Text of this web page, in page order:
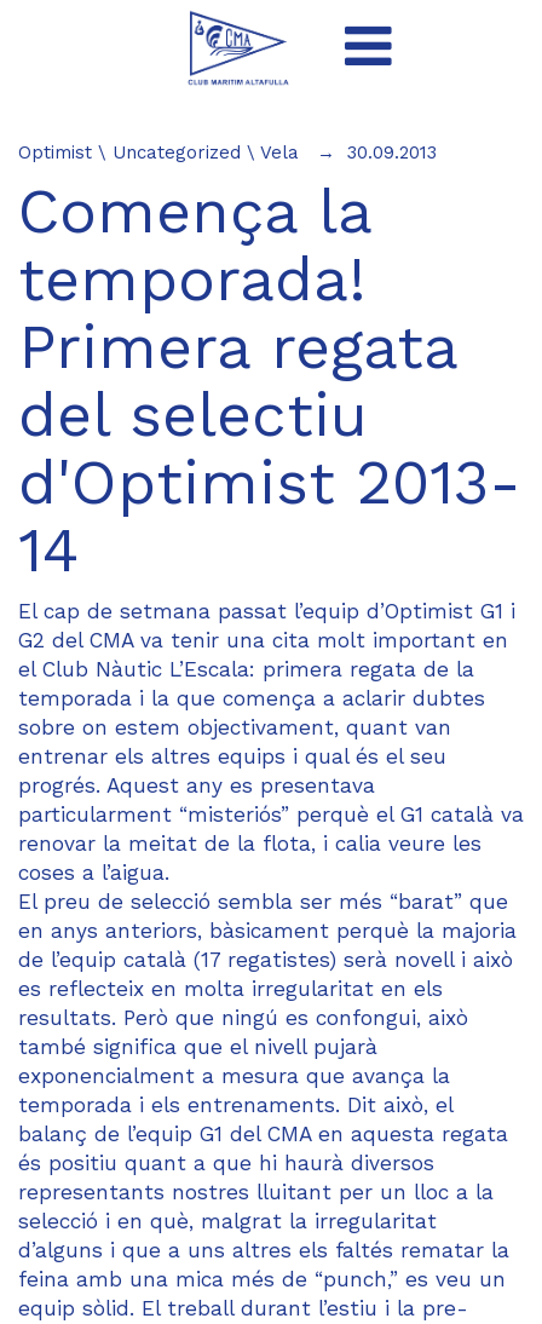
Optimist \ Uncategorized \ Vela 30.09.2013
Comença la
temporada!
Primera regata
del selectiu
d'Optimist 2013-
14
El cap de setmana passat l’equip d’Optimist G1 i
G2 del CMA va tenir una cita molt important en
el Club Nàutic L’Escala: primera regata de la
temporada i la que comença a aclarir dubtes
sobre on estem objectivament, quant van
entrenar els altres equips i qual és el seu
progrés. Aquest any es presentava
particularment “misteriós” perquè el G1 català va
renovar la meitat de la flota, i calia veure les
coses a l’aigua.
El preu de selecció sembla ser més “barat” que
en anys anteriors, bàsicament perquè la majoria
de l’equip català (17 regatistes) serà novell i això
es reflecteix en molta irregularitat en els
resultats. Però que ningú es confongui, això
també significa que el nivell pujarà
exponencialment a mesura que avança la
temporada i els entrenaments. Dit això, el
balanç de l’equip G1 del CMA en aquesta regata
és positiu quant a que hi haurà diversos
representants nostres lluitant per un lloc a la
selecció i en què, malgrat la irregularitat
d’alguns i que a uns altres els faltés rematar la
feina amb una mica més de “punch,” es veu un
equip sòlid. El treball durant l’estiu i la pre-